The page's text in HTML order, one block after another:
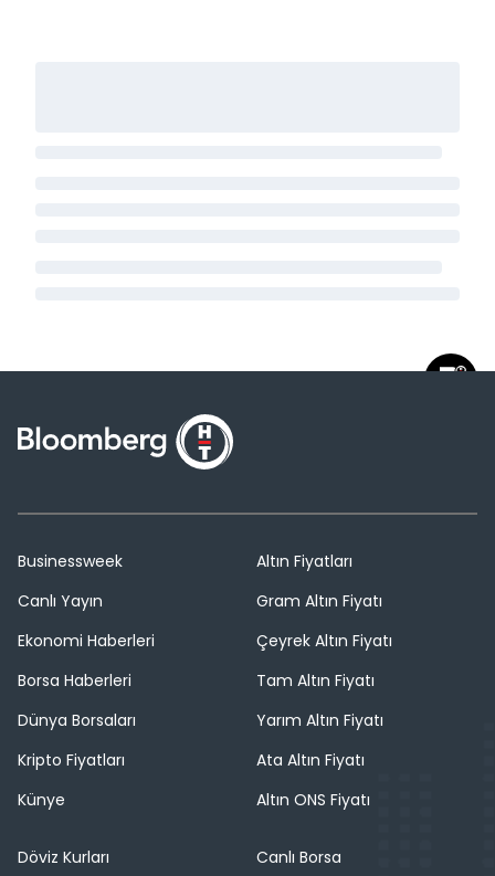
Businessweek
Canlı Yayın
Ekonomi Haberleri
Borsa Haberleri
Dünya Borsaları
Kripto Fiyatları
Künye
Altın Fiyatları
Gram Altın Fiyatı
Çeyrek Altın Fiyatı
Tam Altın Fiyatı
Yarım Altın Fiyatı
Ata Altın Fiyatı
Altın ONS Fiyatı
Döviz Kurları
Canlı Borsa